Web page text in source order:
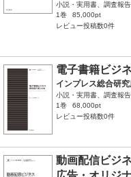
小説・実用書、調査報
1巻
85,000pt
レビュー投稿数0件
電子書籍ビジ
インプレス総合研
小説・実用書、調査報
1巻
68,000pt
レビュー投稿数0件
動画配信ビジ